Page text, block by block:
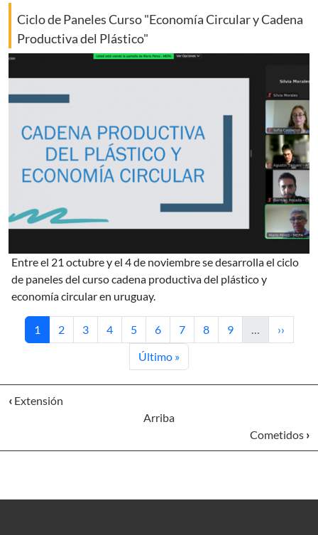
Ciclo de Paneles Curso "Economía Circular y Cadena
Productiva del Plástico"
entre el 21 octubre y el 4 de noviembre se desarrolla el ciclo
de paneles del curso cadena productiva del plástico y
economía circular en uruguay.
Página actual
1 Página
2 Página
3 Página
4 Página
5 Página
6 Página
7 Página
8 Página
9 …
››
Última página
Último »
‹ Extensión
Arriba
Cometidos ›